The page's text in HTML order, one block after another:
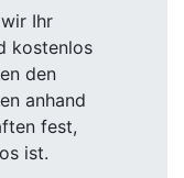
Ihr
kostenlos
den
anhand
fest,
ist.